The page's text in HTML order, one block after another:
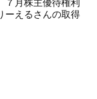
７月株主優待権利
ーえるさんの取得